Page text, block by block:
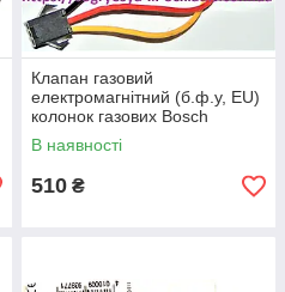
Клапан газовий
електромагнітний (б.ф.у, EU)
колонок газових Bosch
Neckar, к.з. 0921/2
В наявності
510 ₴